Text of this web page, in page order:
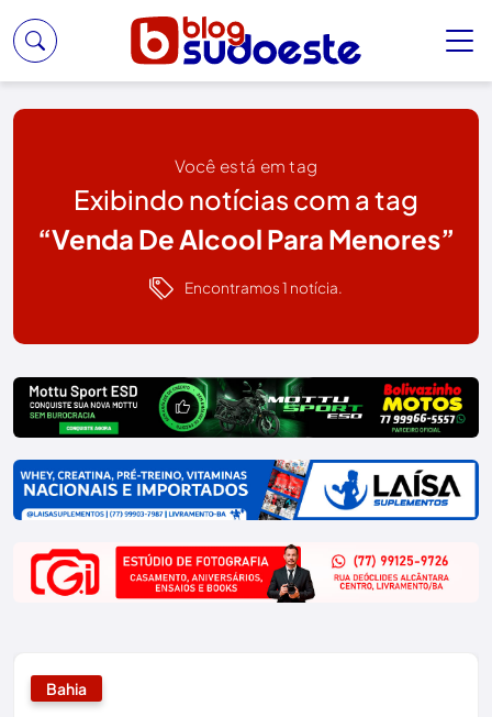
Você está em tag
Exibindo notícias com a tag
“Venda De Alcool Para Menores”
Encontramos 1 notícia.
Bahia